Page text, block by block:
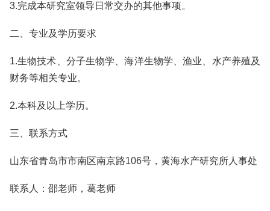
3.完成本研究室领导日常交办的其他事项。
二、专业及学历要求
1.生物技术、分子生物学、海洋生物学、渔业、水产养殖及
财务等相关专业。
2.本科及以上学历。
三、联系方式
山东省青岛市市南区南京路106号，黄海水产研究所人事处
联系人：邵老师，葛老师